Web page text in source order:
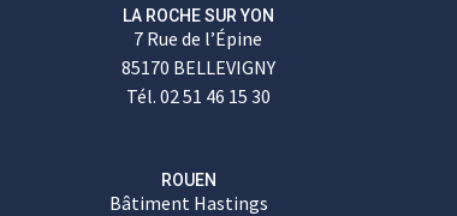
LA ROCHE SUR YON
7 Rue de l’Épine
85170 BELLEVIGNY
Tél. 02 51 46 15 30
ROUEN
Bâtiment Hastings